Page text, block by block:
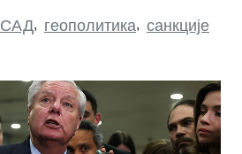
САД, геополитика, санкције